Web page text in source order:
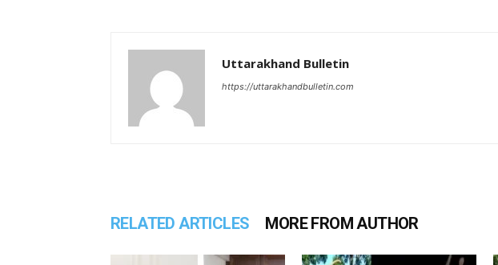
Uttarakhand Bulletin
https://uttarakhandbulletin.com
RELATED ARTICLES MORE FROM AUTHOR